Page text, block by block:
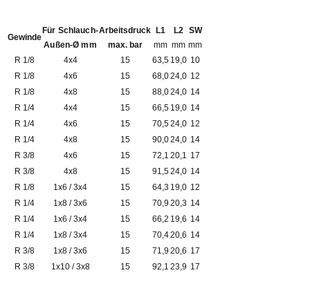
Gewinde
Für Schlauch-
Außen-Ø mm
Arbeitsdruck
max. bar
L1
mm
L2
mm
SW
mm
R 1/8
4x4 15 63,5 19,0 10
R 1/8
4x6 15 68,024,0 12
R 1/8
4x8 15 88,024,0 14
R 1/4
4x4 15 66,5 19,0 14
R 1/4
4x6 15 70,524,0 12
R 1/4
4x8 15 90,024,0 14
R 3/8
4x6 15 72,1 20,1 17
R 3/8
4x8 15 91,524,0 14
R 1/8
1x6 / 3x4 15 64,3 19,0 12
R 1/4
1x8 / 3x6 15 70,9 20,3 14
R 1/4
1x6 / 3x4 15 66,2 19,6 14
R 1/4
1x8 / 3x4 15 70,420,6 14
R 3/8
1x8 / 3x6 15 71,9 20,6 17
R 3/8
1x10 / 3x8 15 92,1 23,9 17